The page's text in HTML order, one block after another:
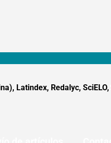
Latindex, Redalyc,